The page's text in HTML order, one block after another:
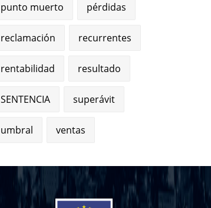
punto muerto pérdidas
reclamación recurrentes
rentabilidad resultado
SENTENCIA superávit
umbral ventas